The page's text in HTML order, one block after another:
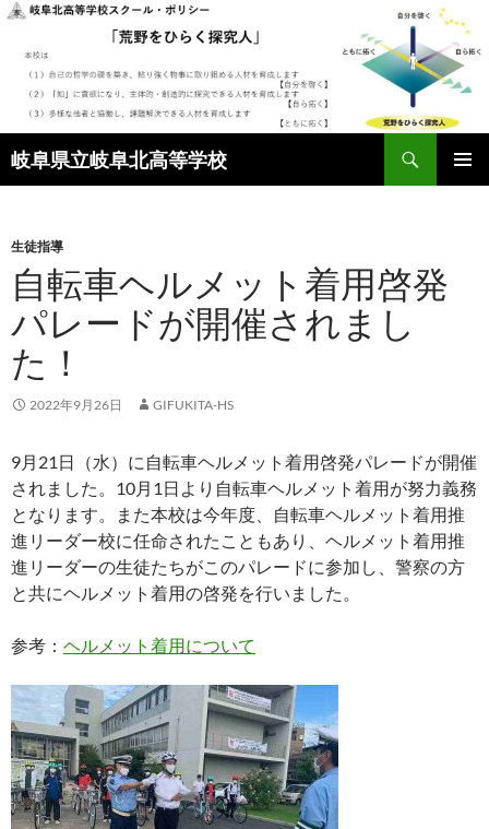
岐阜県立岐阜北高等学校
索
ン
ツ
へ
ス
キ
ッ
プ
生徒指導
自転車ヘルメット着用啓発
パレードが開催されまし
た！
2022年9月26日 GIFUKITA-HS
9月21日（水）に自転車ヘルメット着用啓発パレードが開催
されました。10月1日より自転車ヘルメット着用が努力義務
となります。また本校は今年度、自転車ヘルメット着用推
進リーダー校に任命されたこともあり、ヘルメット着用推
進リーダーの生徒たちがこのパレードに参加し、警察の方
と共にヘルメット着用の啓発を行いました。
参考： ヘルメット着用について